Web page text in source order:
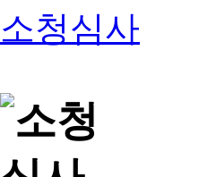
소청심사